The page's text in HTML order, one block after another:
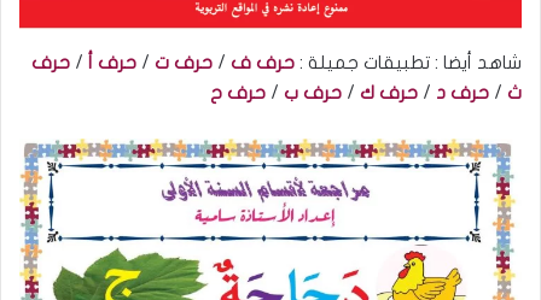
شاهد أيضا : تطبيقات جميلة : حرف ف / حرف ت / حرف أ / حرف
ث / حرف د / حرف ك / حرف ب / حرف ح